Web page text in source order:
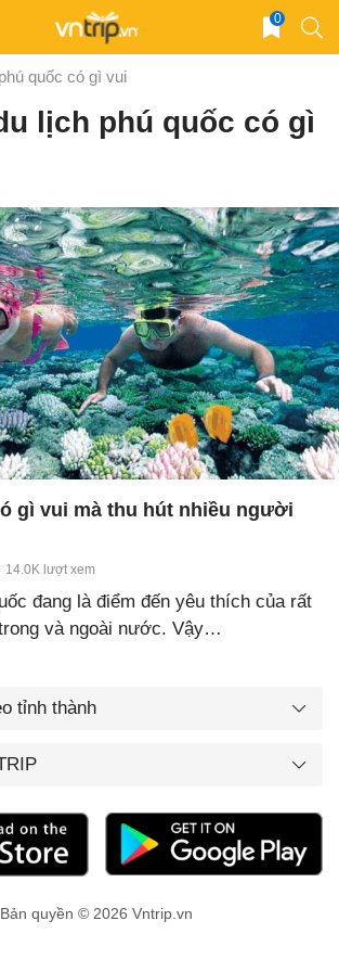
0
quốc có gì vui
lịch phú quốc có gì
gì vui mà thu hút nhiều người
14.0K lượt xem
đang là điểm đến yêu thích của rất
và ngoài nước. Vậy…
tỉnh thành
Bản quyền © 2026 Vntrip.vn